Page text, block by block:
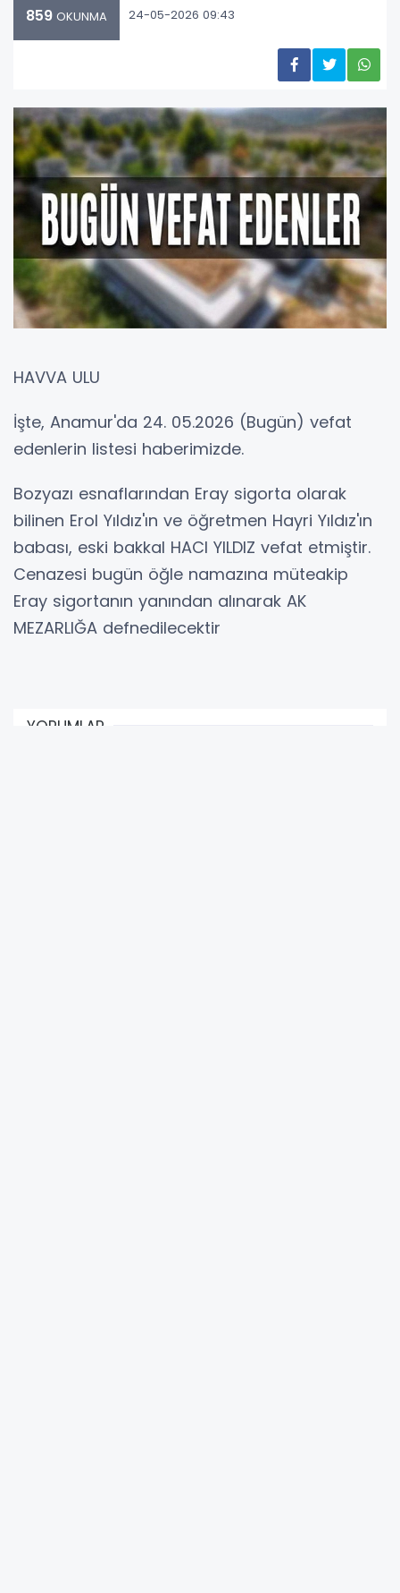
859 OKUNMA 24-05-2026 09:43
HAVVA ULU
İşte, Anamur'da 24. 05.2026 (Bugün) vefat
edenlerin listesi haberimizde.
Bozyazı esnaflarından Eray sigorta olarak
bilinen Erol Yıldız'ın ve öğretmen Hayri Yıldız'ın
babası, eski bakkal HACI YILDIZ vefat etmiştir.
Cenazesi bugün öğle namazına müteakip
Eray sigortanın yanından alınarak AK
MEZARLIĞA defnedilecektir
YORUMLAR